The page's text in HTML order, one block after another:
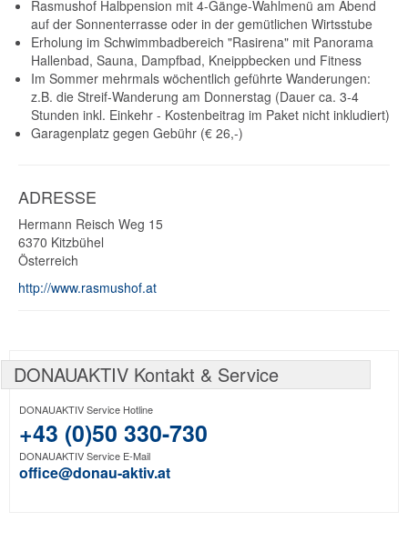
Rasmushof Halbpension mit 4-Gänge-Wahlmenü am Abend
auf der Sonnenterrasse oder in der gemütlichen Wirtsstube
Erholung im Schwimmbadbereich "Rasirena" mit Panorama
Hallenbad, Sauna, Dampfbad, Kneippbecken und Fitness
Im Sommer mehrmals wöchentlich geführte Wanderungen:
z.B. die Streif-Wanderung am Donnerstag (Dauer ca. 3-4
Stunden inkl. Einkehr - Kostenbeitrag im Paket nicht inkludiert)
Garagenplatz gegen Gebühr (€ 26,-)
ADRESSE
Hermann Reisch Weg 15
6370 Kitzbühel
Österreich
http://www.rasmushof.at
DONAUAKTIV Kontakt & Service
DONAUAKTIV Service Hotline
+43 (0)50 330-730
DONAUAKTIV Service E-Mail
office@donau-aktiv.at